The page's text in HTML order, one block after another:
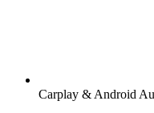
Carplay & Android